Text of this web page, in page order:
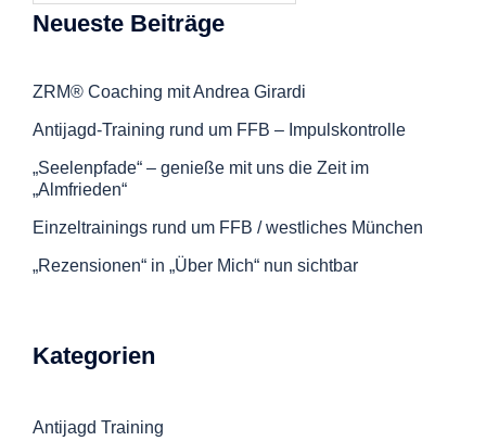
Neueste Beiträge
ZRM® Coaching mit Andrea Girardi
Antijagd-Training rund um FFB – Impulskontrolle
„Seelenpfade“ – genieße mit uns die Zeit im
„Almfrieden“
Einzeltrainings rund um FFB / westliches München
„Rezensionen“ in „Über Mich“ nun sichtbar
Kategorien
Antijagd Training